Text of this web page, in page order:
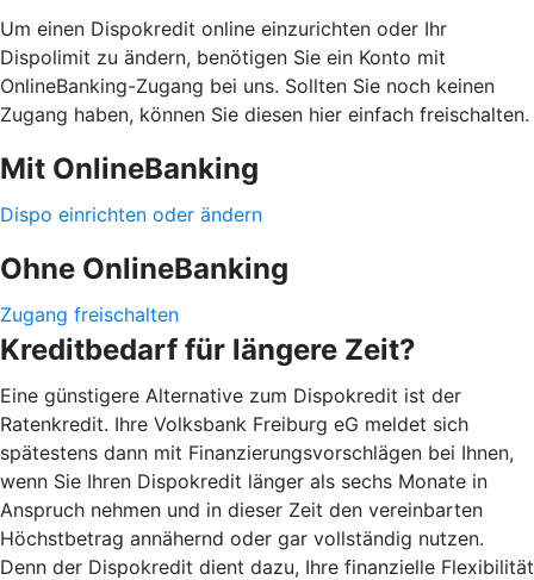
Um einen Dispokredit online einzurichten oder Ihr
Dispolimit zu ändern, benötigen Sie ein Konto mit
OnlineBanking-Zugang bei uns. Sollten Sie noch keinen
Zugang haben, können Sie diesen hier einfach freischalten.
Mit OnlineBanking
Dispo einrichten oder ändern
Ohne OnlineBanking
Zugang freischalten
Kreditbedarf für längere Zeit?
Eine günstigere Alternative zum Dispokredit ist der
Ratenkredit. Ihre Volksbank Freiburg eG meldet sich
spätestens dann mit Finanzierungsvorschlägen bei Ihnen,
wenn Sie Ihren Dispokredit länger als sechs Monate in
Anspruch nehmen und in dieser Zeit den vereinbarten
Höchstbetrag annähernd oder gar vollständig nutzen.
Denn der Dispokredit dient dazu, Ihre finanzielle Flexibilität